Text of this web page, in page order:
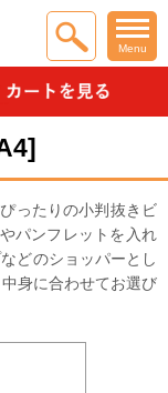
Menu
ったりの小判抜きビ
パンフレットを入れ
どのショッパーとし
身に合わせてお選び